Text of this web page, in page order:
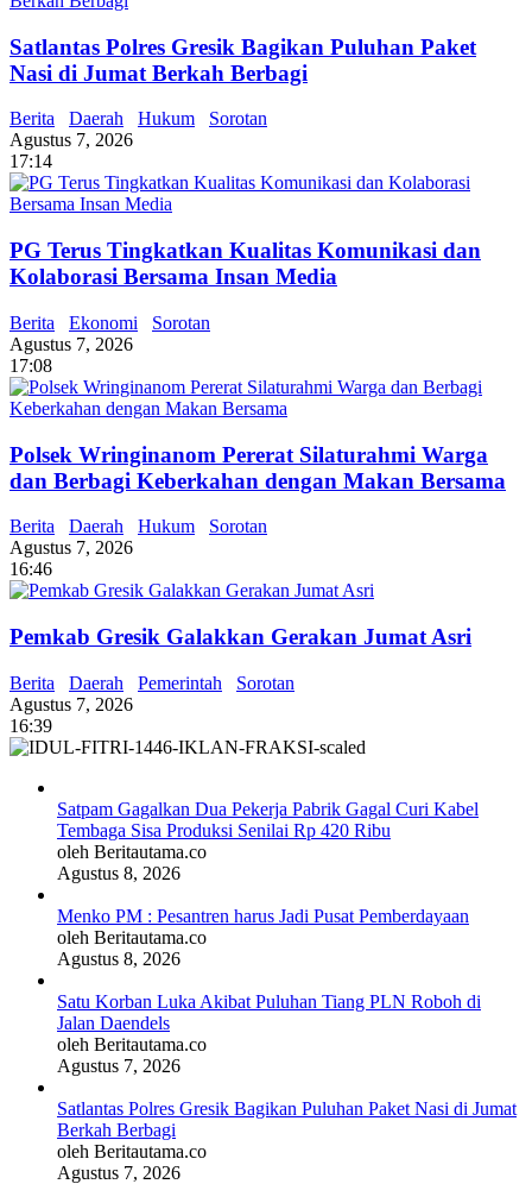
Satlantas Polres Gresik Bagikan Puluhan Paket
Nasi di Jumat Berkah Berbagi
Berita Daerah Hukum
Sorotan
Agustus 7, 2026
17:14
PG Terus Tingkatkan Kualitas Komunikasi dan
Kolaborasi Bersama Insan Media
Berita Ekonomi
Sorotan
Agustus 7, 2026
17:08
Polsek Wringinanom Pererat Silaturahmi Warga
dan Berbagi Keberkahan dengan Makan Bersama
Berita Daerah Hukum
Sorotan
Agustus 7, 2026
16:46
Pemkab Gresik Galakkan Gerakan Jumat Asri
Berita Daerah Pemerintah
Sorotan
Agustus 7, 2026
16:39
Satpam Gagalkan Dua Pekerja Pabrik Gagal Curi Kabel
Tembaga Sisa Produksi Senilai Rp 420 Ribu
oleh Beritautama.co
Agustus 8, 2026
Menko PM : Pesantren harus Jadi Pusat Pemberdayaan
oleh Beritautama.co
Agustus 8, 2026
Satu Korban Luka Akibat Puluhan Tiang PLN Roboh di
Jalan Daendels
oleh Beritautama.co
Agustus 7, 2026
Satlantas Polres Gresik Bagikan Puluhan Paket Nasi di Jumat
Berkah Berbagi
oleh Beritautama.co
Agustus 7, 2026